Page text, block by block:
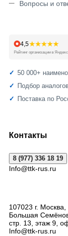
Вопросы и
4,5★★★★★
Рейтинг организации в
50 000+
Подбор
Поставка по
Контакты
8 (977) 336 18 19
Info@ttk-rus.ru
107023 г. Москва,
Большая
стр. 13, этаж 9,
Info@ttk-rus.ru